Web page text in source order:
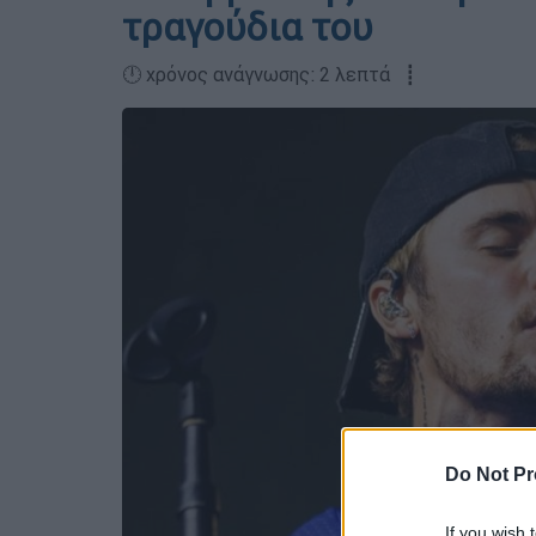
Do Not
τραγούδια του
🕛 χρόνος ανάγνωσης: 2 λεπτά ┋